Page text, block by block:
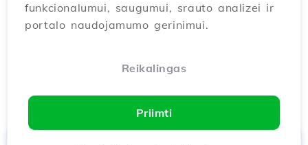
funkcionalumui, saugumui, srauto analizei ir
portalo naudojamumo gerinimui.
Reikalingas
Priimti